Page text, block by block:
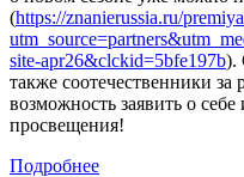
(https://znanierussia.ru/
site-apr26&clckid=5bfe197b).
также соотечественники
возможность заявить о
просвещения!
Подробнее